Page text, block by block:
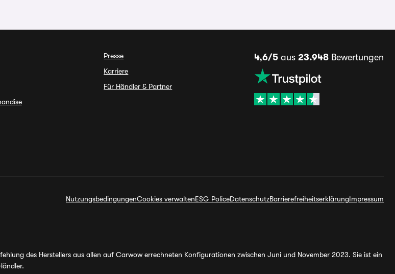
Presse
Karriere
Für Händler & Partner
4,6/5aus 23.948Bewertungen
NutzungsbedingungenCookies verwaltenESG PoliceDatenschutzBarrierefreiheitserklärungImpressum
des Herstellers aus allen auf Carwow errechneten Konfigurationen zwischen Juni und November 2023. Sie ist ein